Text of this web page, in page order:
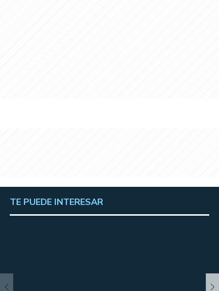
TE PUEDE INTERESAR